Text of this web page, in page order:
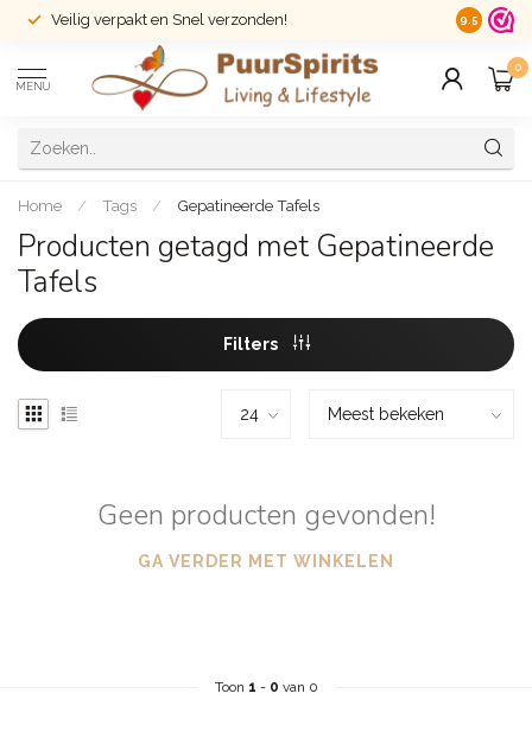
Veilig verpakt en Snel verzonden! 14 dagen
9.5
MENU
0
Home / Tags / Gepatineerde Tafels
Producten getagd met Gepatineerde
Tafels
Filters
Geen producten gevonden!
GA VERDER MET WINKELEN
Toon 1 - 0 van 0